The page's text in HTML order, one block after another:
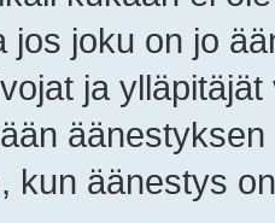
jos joku on jo
ja
kun äänestys